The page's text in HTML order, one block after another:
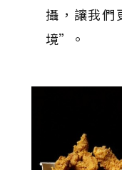
攝，讓我
境”。